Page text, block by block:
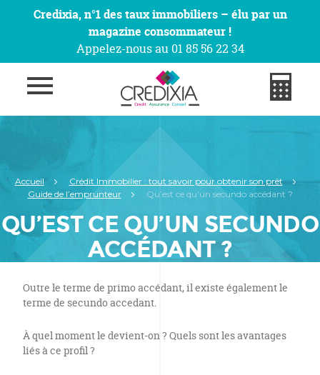
Credixia, n°1 des taux immobiliers – élu par un
magazine consommateur !
Appelez-nous au 01 85 56 22 34
Accueil
Crédit Immobilier : tout savoir pour obtenir son prêt
Guide de l’emprunteur
Qu’est ce qu’un secundo accédant ?
QU’EST CE QU’UN SECUNDO
ACCÉDANT ?
Outre le terme de primo accédant, il existe également le
terme de secundo accedant.
À quel moment le devient-on ? Quels sont les avantages
liés à ce profil ?